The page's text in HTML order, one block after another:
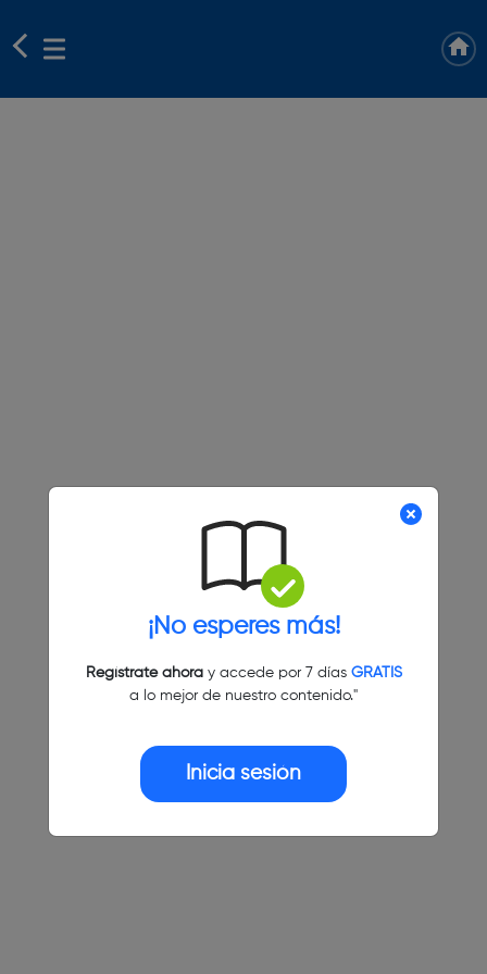
¡No esperes más!
Regístrate ahoray accede por 7 días GRATIS
a lo mejor de nuestro contenido."
Inicia sesión